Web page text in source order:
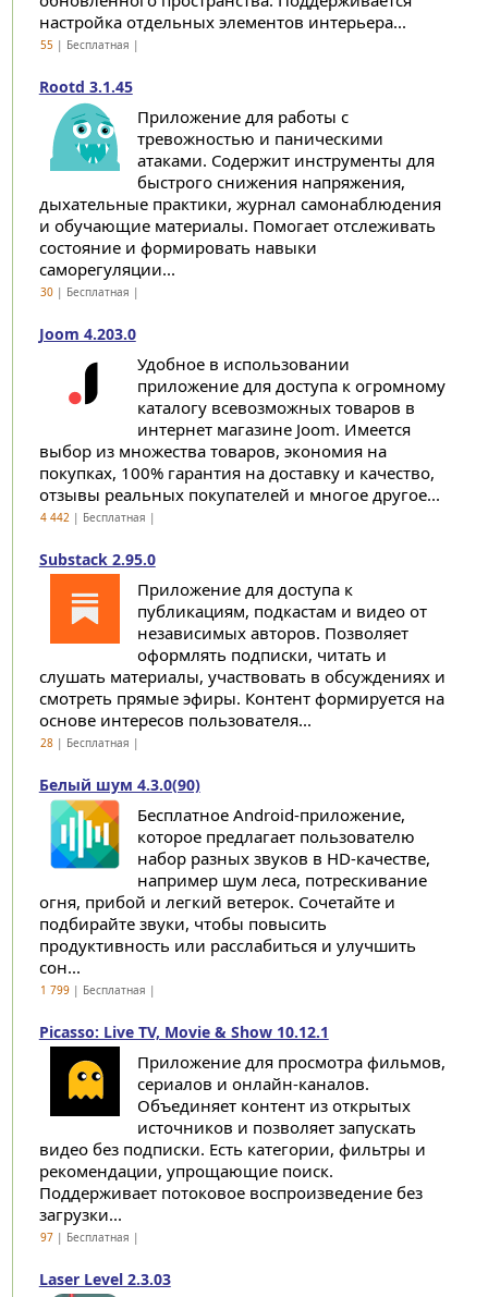
настройка отдельных элементов интерьера...
55| Бесплатная |
Rootd 3.1.45
Приложение для работы с
тревожностью и паническими
атаками. Содержит инструменты для
быстрого снижения напряжения,
дыхательные практики, журнал самонаблюдения
и обучающие материалы. Помогает отслеживать
состояние и формировать навыки
саморегуляции...
30| Бесплатная |
Joom 4.203.0
Удобное в использовании
приложение для доступа к огромному
каталогу всевозможных товаров в
интернет магазине Joom. Имеется
выбор из множества товаров, экономия на
покупках, 100% гарантия на доставку и качество,
отзывы реальных покупателей и многое другое...
4 442| Бесплатная |
Substack 2.95.0
Приложение для доступа к
публикациям, подкастам и видео от
независимых авторов. Позволяет
оформлять подписки, читать и
слушать материалы, участвовать в обсуждениях и
смотреть прямые эфиры. Контент формируется на
основе интересов пользователя...
28| Бесплатная |
Белый шум 4.3.0(90)
Бесплатное Android-приложение,
которое предлагает пользователю
набор разных звуков в HD-качестве,
например шум леса, потрескивание
огня, прибой и легкий ветерок. Сочетайте и
подбирайте звуки, чтобы повысить
продуктивность или расслабиться и улучшить
сон...
1 799| Бесплатная |
Picasso: Live TV, Movie & Show 10.12.1
Приложение для просмотра фильмов,
сериалов и онлайн-каналов.
Объединяет контент из открытых
источников и позволяет запускать
видео без подписки. Есть категории, фильтры и
рекомендации, упрощающие поиск.
Поддерживает потоковое воспроизведение без
загрузки...
97| Бесплатная |
Laser Level 2.3.03